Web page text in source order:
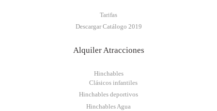
Tarifas
Descargar Catálogo 2019
Alquiler Atracciones
Hinchables
Clásicos infantiles
Hinchables deportivos
Hinchables Agua